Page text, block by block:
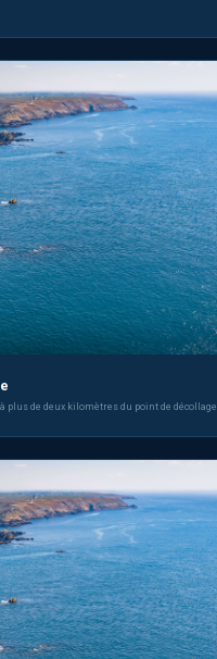
plus de deux kilomètres du point de décollage